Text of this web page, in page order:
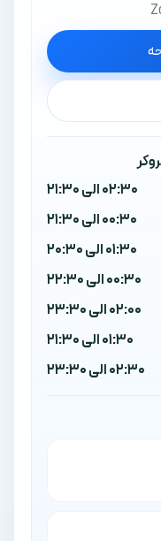
02:30 الی 21:30
00:30 الی 21:30
01:30 الی 20:30
00:30 الی 22:30
02:00 الی 23:30
01:30 الی 21:30
02:30 الی 23:30